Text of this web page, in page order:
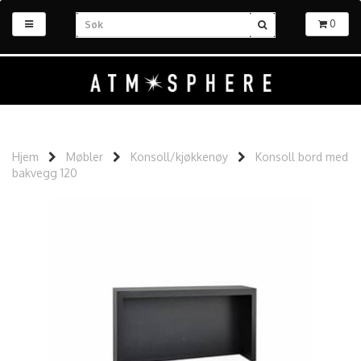
0
Hjem Møbler Konsoll/kjøkkenøy
Konsoll bord med
bakvegg 120